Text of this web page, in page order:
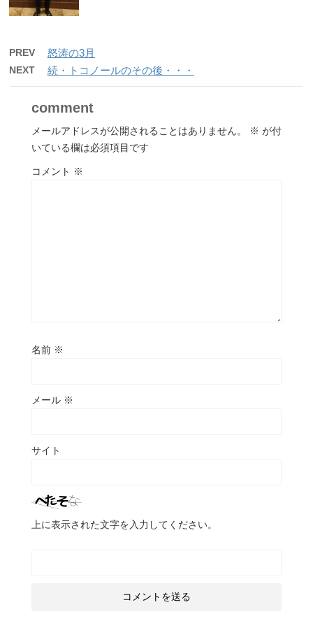
PREV 怒涛の3月
NEXT 続・トコノールのその後・・・
comment
メールアドレスが公開されることはありません。 ※ が付
いている欄は必須項目です
コメント ※
名前 ※
メール ※
サイト
上に表示された文字を入力してください。